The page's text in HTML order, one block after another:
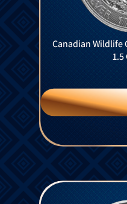
Canadian Wildlife
1.5